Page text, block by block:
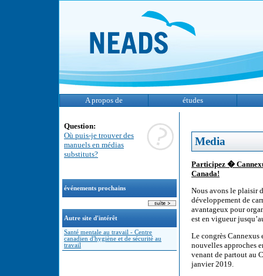
A propos de études
Question:
Où puis-je trouver des
manuels en médias
substituts?
événements prochains
Autre site d'intérêt
Santé mentale au travail - Centre
canadien d'hygiène et de sécurité au
travail
Media
Participez �
Canada!
Nous avons le plaisir
développement de
avantageux pour
est en vigueur
Le congrès Cannexus
nouvelles approches
venant de partout au
janvier 2019.